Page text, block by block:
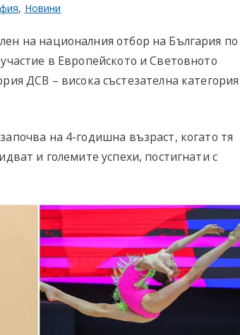
, Новини
на националния отбор на България по
в Европейското и Световното
ДСВ – висока състезателна категория
на 4-годишна възраст, когато тя
и големите успехи, постигнати с